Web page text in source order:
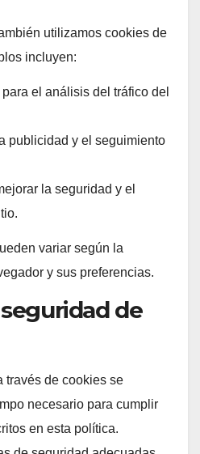
utilizamos cookies de
incluyen:
para el análisis del tráfico del
publicidad y el seguimiento
la seguridad y el
variar según la
y sus preferencias.
de
través de cookies se
necesario para cumplir
en esta política.